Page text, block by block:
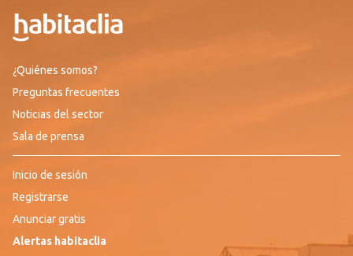
¿Quiénes somos?
Preguntas frecuentes
Noticias del sector
Sala de prensa
Inicio de sesión
Registrarse
Anunciar gratis
Alertas habitaclia